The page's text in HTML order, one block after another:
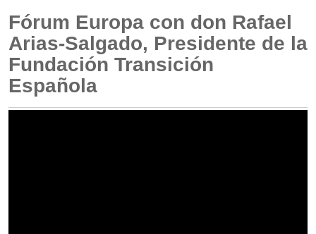
Fórum Europa con don Rafael
Arias-Salgado, Presidente de la
Fundación Transición
Española